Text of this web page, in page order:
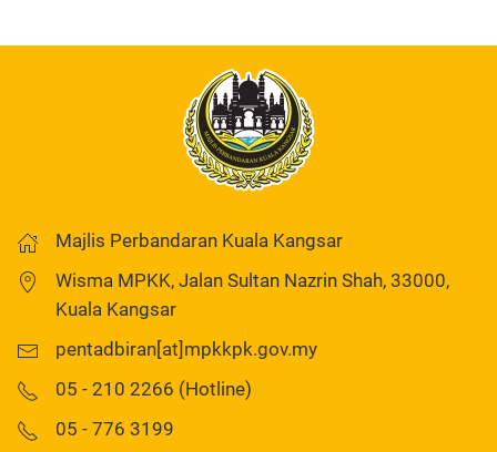
Majlis Perbandaran Kuala Kangsar
Wisma MPKK, Jalan Sultan Nazrin Shah, 33000,
Kuala Kangsar
pentadbiran[at]mpkkpk.gov.my
05 - 210 2266 (Hotline)
05 - 776 3199